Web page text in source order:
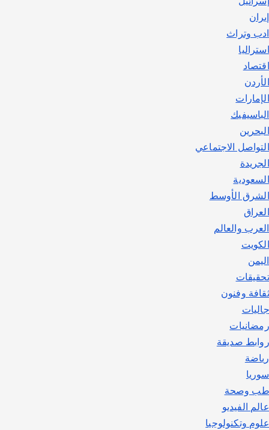
إيران
ادب وتراث
استراليا
اقتصاد
الأردن
الإمارات
الباسيفيك
البحرين
التواصل الاجتماعي
الجريدة
السعودية
الشرق الأوسط
العراق
العرب والعالم
الكويت
اليمن
تحقيقات
ثقافة وفنون
جاليات
رمضانيات
روابط صديقة
رياضة
سوريا
طب وصحة
عالم الفيديو
علوم وتكنولوجيا